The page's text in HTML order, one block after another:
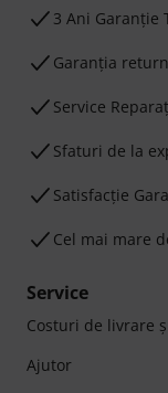
3 Ani Garanție
Garanţia
Service
Sfaturi de la
Satisfacție
Cel mai mare
Service
Costuri de livrare
Ajutor